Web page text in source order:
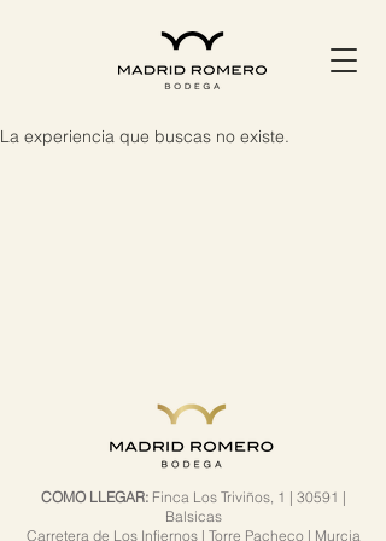
La experiencia que buscas no existe.
COMO LLEGAR: Finca Los Triviños, 1 | 30591 |
Balsicas
Carretera de Los Infiernos | Torre Pacheco | Murcia